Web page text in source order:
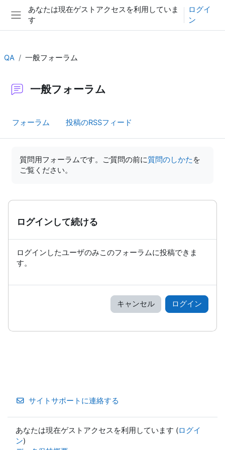
メインコンテンツへスキップする
サイドパネル
あなたは現在ゲストアクセスを利用していま
す
ログイ
ン
QA 一般フォーラム
一般フォーラム
フォーラム 投稿のRSSフィード
質問用フォーラムです。ご質問の前に質問のしかた を
ご覧ください。
ログインして続ける
ログインしたユーザのみこのフォーラムに投稿できま
す。
キャンセル ログイン
サイトサポートに連絡する
あなたは現在ゲストアクセスを利用しています (ログイ
ン)